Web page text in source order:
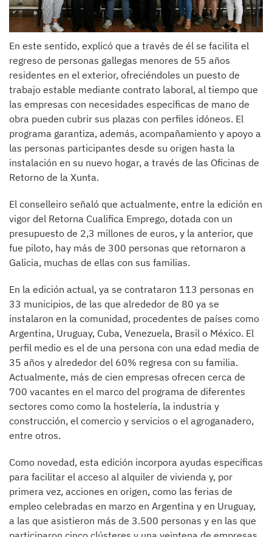
En este sentido, explicó que a través de él se facilita el
regreso de personas gallegas menores de 55 años
residentes en el exterior, ofreciéndoles un puesto de
trabajo estable mediante contrato laboral, al tiempo que
las empresas con necesidades específicas de mano de
obra pueden cubrir sus plazas con perfiles idóneos. El
programa garantiza, además, acompañamiento y apoyo a
las personas participantes desde su origen hasta la
instalación en su nuevo hogar, a través de las Oficinas de
Retorno de la Xunta.
El conselleiro señaló que actualmente, entre la edición en
vigor del Retorna Cualifica Emprego, dotada con un
presupuesto de 2,3 millones de euros, y la anterior, que
fue piloto, hay más de 300 personas que retornaron a
Galicia, muchas de ellas con sus familias.
En la edición actual, ya se contrataron 113 personas en
33 municipios, de las que alrededor de 80 ya se
instalaron en la comunidad, procedentes de países como
Argentina, Uruguay, Cuba, Venezuela, Brasil o México. El
perfil medio es el de una persona con una edad media de
35 años y alrededor del 60% regresa con su familia.
Actualmente, más de cien empresas ofrecen cerca de
700 vacantes en el marco del programa de diferentes
sectores como como la hostelería, la industria y
construcción, el comercio y servicios o el agroganadero,
entre otros.
Como novedad, esta edición incorpora ayudas específicas
para facilitar el acceso al alquiler de vivienda y, por
primera vez, acciones en origen, como las ferias de
empleo celebradas en marzo en Argentina y en Uruguay,
a las que asistieron más de 3.500 personas y en las que